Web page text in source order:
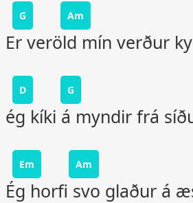
G Am
Er veröld mín verður
D G
ég kíki á myndir frá
Em Am
Ég horfi svo glaður á